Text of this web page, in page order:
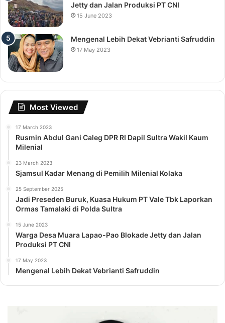
Jetty dan Jalan Produksi PT CNI
15 June 2023
Mengenal Lebih Dekat Vebrianti Safruddin
17 May 2023
Most Viewed
17 March 2023
Rusmin Abdul Gani Caleg DPR RI Dapil Sultra Wakil Kaum
Milenial
23 March 2023
Sjamsul Kadar Menang di Pemilih Milenial Kolaka
25 September 2025
Jadi Preseden Buruk, Kuasa Hukum PT Vale Tbk Laporkan
Ormas Tamalaki di Polda Sultra
15 June 2023
Warga Desa Muara Lapao-Pao Blokade Jetty dan Jalan
Produksi PT CNI
17 May 2023
Mengenal Lebih Dekat Vebrianti Safruddin